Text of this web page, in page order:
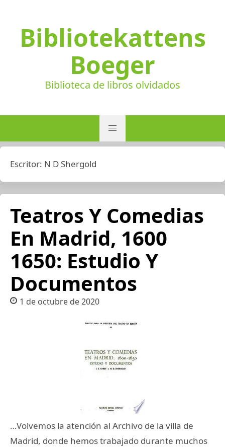
Bibliotekattens
Boeger
Biblioteca de libros olvidados
Escritor: N D Shergold
Teatros Y Comedias
En Madrid, 1600
1650: Estudio Y
Documentos
1 de octubre de 2020
…Volvemos la atención al Archivo de la villa de
Madrid, donde hemos trabajado durante muchos